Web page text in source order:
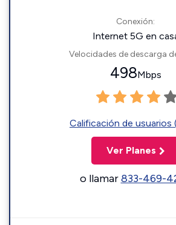
Conexión:
Internet 5G en
Velocidades de descarga
498Mbps
Calificación de usuarios
Ver Planes
o llamar833-469-